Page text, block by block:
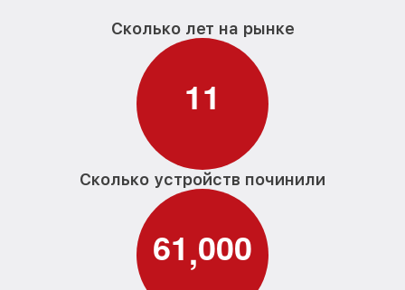
Сколько лет на рынке
11
Сколько устройств починили
61,000